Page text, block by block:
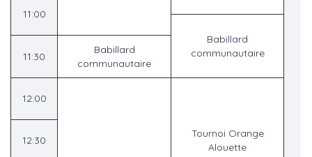
11:00
Babillard
communautaire
11:30
Babillard
communautaire
12:00
Tournoi Orange
Alouette
12:30